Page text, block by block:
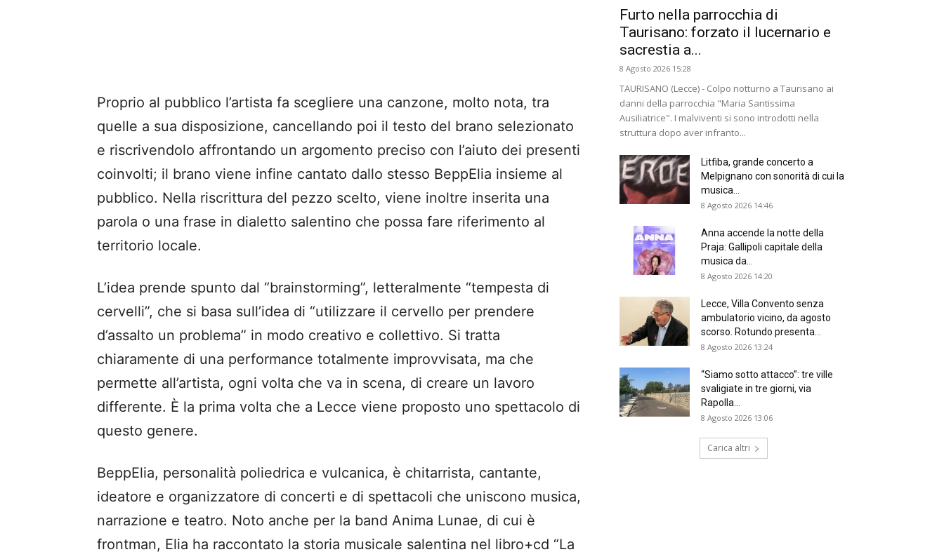
Proprio al pubblico l’artista fa scegliere una canzone, molto nota, tra
quelle a sua disposizione, cancellando poi il testo del brano selezionato
e riscrivendolo affrontando un argomento preciso con l’aiuto dei presenti
coinvolti; il brano viene infine cantato dallo stesso BeppElia insieme al
pubblico. Nella riscrittura del pezzo scelto, viene inoltre inserita una
parola o una frase in dialetto salentino che possa fare riferimento al
territorio locale.
L’idea prende spunto dal “brainstorming”, letteralmente “tempesta di
cervelli”, che si basa sull’idea di “utilizzare il cervello per prendere
d’assalto un problema” in modo creativo e collettivo. Si tratta
chiaramente di una performance totalmente improvvisata, ma che
permette all’artista, ogni volta che va in scena, di creare un lavoro
differente. È la prima volta che a Lecce viene proposto uno spettacolo di
questo genere.
BeppElia, personalità poliedrica e vulcanica, è chitarrista, cantante,
ideatore e organizzatore di concerti e di spettacoli che uniscono musica,
narrazione e teatro. Noto anche per la band Anima Lunae, di cui è
frontman, Elia ha raccontato la storia musicale salentina nel libro+cd “La
Furto nella parrocchia di
Taurisano: forzato il lucernario e
sacrestia a...
8 Agosto 2026 15:28
TAURISANO (Lecce) - Colpo notturno a Taurisano ai
danni della parrocchia "Maria Santissima
Ausiliatrice". I malviventi si sono introdotti nella
struttura dopo aver infranto...
Litfiba, grande concerto a
Melpignano con sonorità di cui la
musica...
8 Agosto 2026 14:46
Anna accende la notte della
Praja: Gallipoli capitale della
musica da...
8 Agosto 2026 14:20
Lecce, Villa Convento senza
ambulatorio vicino, da agosto
scorso. Rotundo presenta...
8 Agosto 2026 13:24
“Siamo sotto attacco”: tre ville
svaligiate in tre giorni, via
Rapolla...
8 Agosto 2026 13:06
Carica altri